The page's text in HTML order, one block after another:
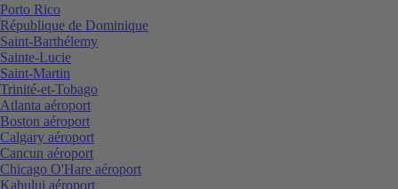
Porto Rico
République de Dominique
Saint-Barthélemy
Sainte-Lucie
Saint-Martin
Trinité-et-Tobago
Atlanta aéroport
Boston aéroport
Calgary aéroport
Cancun aéroport
Chicago O'Hare aéroport
Kahului aéroport